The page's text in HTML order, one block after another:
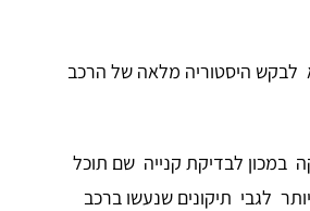
לבקש היסטוריה מלאה של הרכב
במכון לבדיקת קנייה שם תוכל
לגבי תיקונים שנעשו ברכב